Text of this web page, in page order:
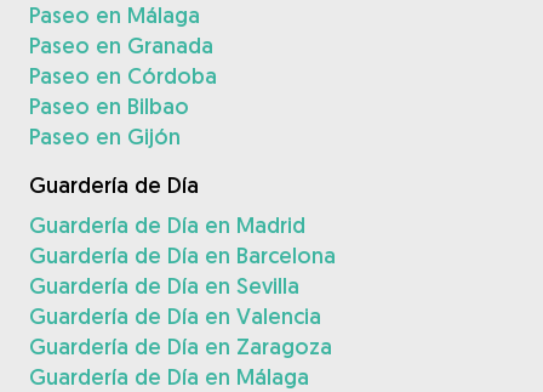
Paseo en Málaga
Paseo en Granada
Paseo en Córdoba
Paseo en Bilbao
Paseo en Gijón
Guardería de Día
Guardería de Día en Madrid
Guardería de Día en Barcelona
Guardería de Día en Sevilla
Guardería de Día en Valencia
Guardería de Día en Zaragoza
Guardería de Día en Málaga